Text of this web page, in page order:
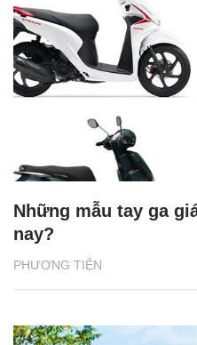
PHƯƠNG TIỆN
Những mẫu tay ga
nay?